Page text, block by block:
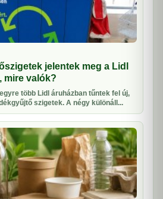
jelentek meg a Lidl
mire valók?
több Lidl áruházban tűntek fel új,
szigetek. A négy különáll...